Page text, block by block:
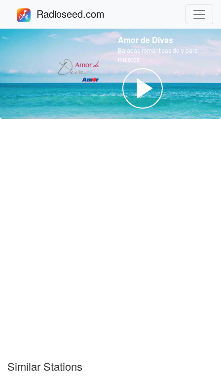
Radioseed.com
Amor de Divas
Baladas románticas de y para
mujeres
Similar Stations